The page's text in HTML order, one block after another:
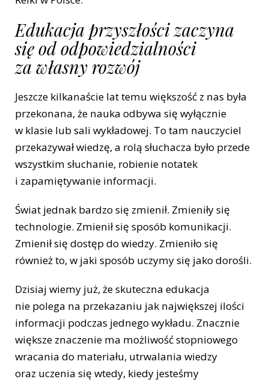
Edukacja przyszłości zaczyna
się od odpowiedzialności
za własny rozwój
Jeszcze kilkanaście lat temu większość z nas była
przekonana, że nauka odbywa się wyłącznie
w klasie lub sali wykładowej. To tam nauczyciel
przekazywał wiedzę, a rolą słuchacza było przede
wszystkim słuchanie, robienie notatek
i zapamiętywanie informacji.
Świat jednak bardzo się zmienił. Zmieniły się
technologie. Zmienił się sposób komunikacji.
Zmienił się dostęp do wiedzy. Zmieniło się
również to, w jaki sposób uczymy się jako dorośli.
Dzisiaj wiemy już, że skuteczna edukacja
nie polega na przekazaniu jak największej ilości
informacji podczas jednego wykładu. Znacznie
większe znaczenie ma możliwość stopniowego
wracania do materiału, utrwalania wiedzy
oraz uczenia się wtedy, kiedy jesteśmy